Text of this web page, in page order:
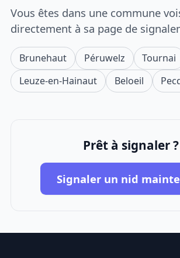
Vous êtes dans une commune
directement à sa page de
Brunehaut Péruwelz Tournai
Leuze-en-Hainaut
Beloeil
Prêt à signaler ?
Signaler un nid